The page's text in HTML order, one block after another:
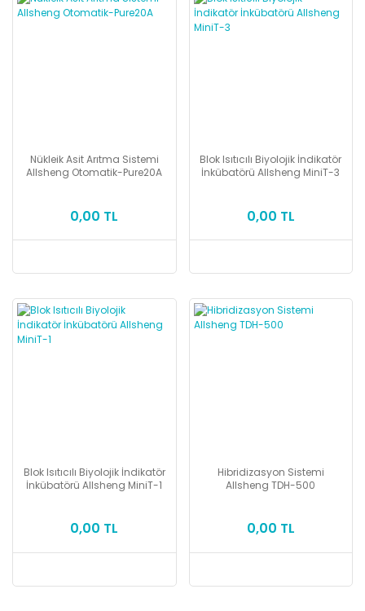
Nükleik Asit Arıtma Sistemi
Allsheng Otomatik-Pure20A
0,00 TL
Blok Isıtıcılı Biyolojik İndikatör
İnkübatörü Allsheng MiniT-3
0,00 TL
Blok Isıtıcılı Biyolojik İndikatör
İnkübatörü Allsheng MiniT-1
0,00 TL
Hibridizasyon Sistemi
Allsheng TDH-500
0,00 TL